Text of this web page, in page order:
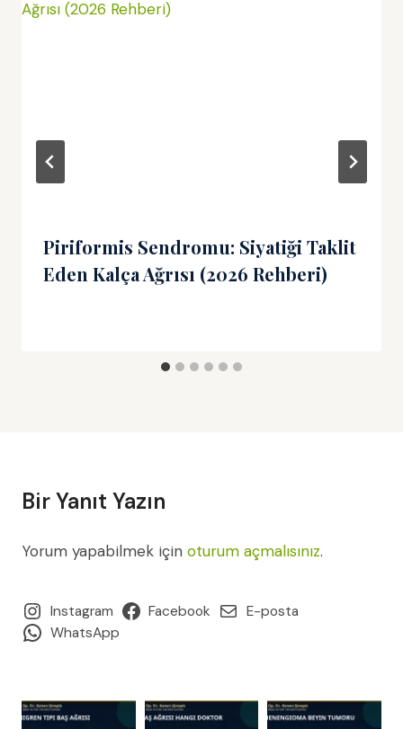
Piriformis Sendromu: Siyatiği Taklit
Eden Kalça Ağrısı (2026 Rehberi)
Bir Yanıt Yazın
Yorum yapabilmek için oturum açmalısınız.
Instagram Facebook
E-posta
WhatsApp